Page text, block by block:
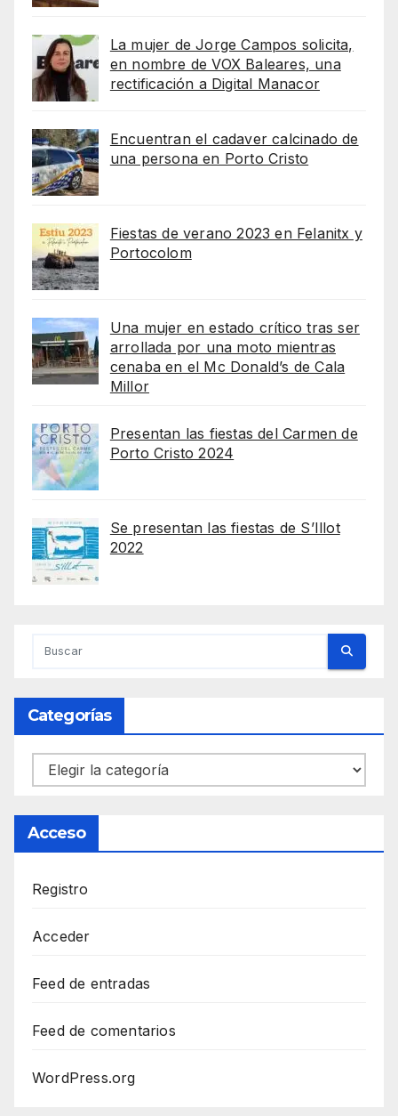
La mujer de Jorge Campos solicita,
en nombre de VOX Baleares, una
rectificación a Digital Manacor
Encuentran el cadaver calcinado de
una persona en Porto Cristo
Fiestas de verano 2023 en Felanitx y
Portocolom
Una mujer en estado crítico tras ser
arrollada por una moto mientras
cenaba en el Mc Donald’s de Cala
Millor
Presentan las fiestas del Carmen de
Porto Cristo 2024
Se presentan las fiestas de S’Illot
2022
Categorías
Categorías
Acceso
Registro
Acceder
Feed de entradas
Feed de comentarios
WordPress.org